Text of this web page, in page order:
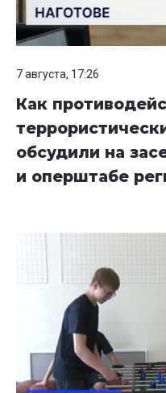
7 августа, 17:26
Как
обсудили на
и оперштабе